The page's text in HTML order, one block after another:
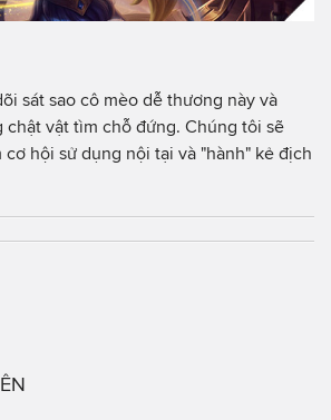
sát sao cô mèo dễ thương này và
chật vật tìm chỗ đứng. Chúng tôi sẽ
hội sử dụng nội tại và "hành" kẻ địch